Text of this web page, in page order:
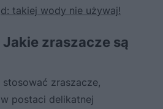
takiej wody nie używaj!
zraszacze są
zraszacze,
postaci delikatnej